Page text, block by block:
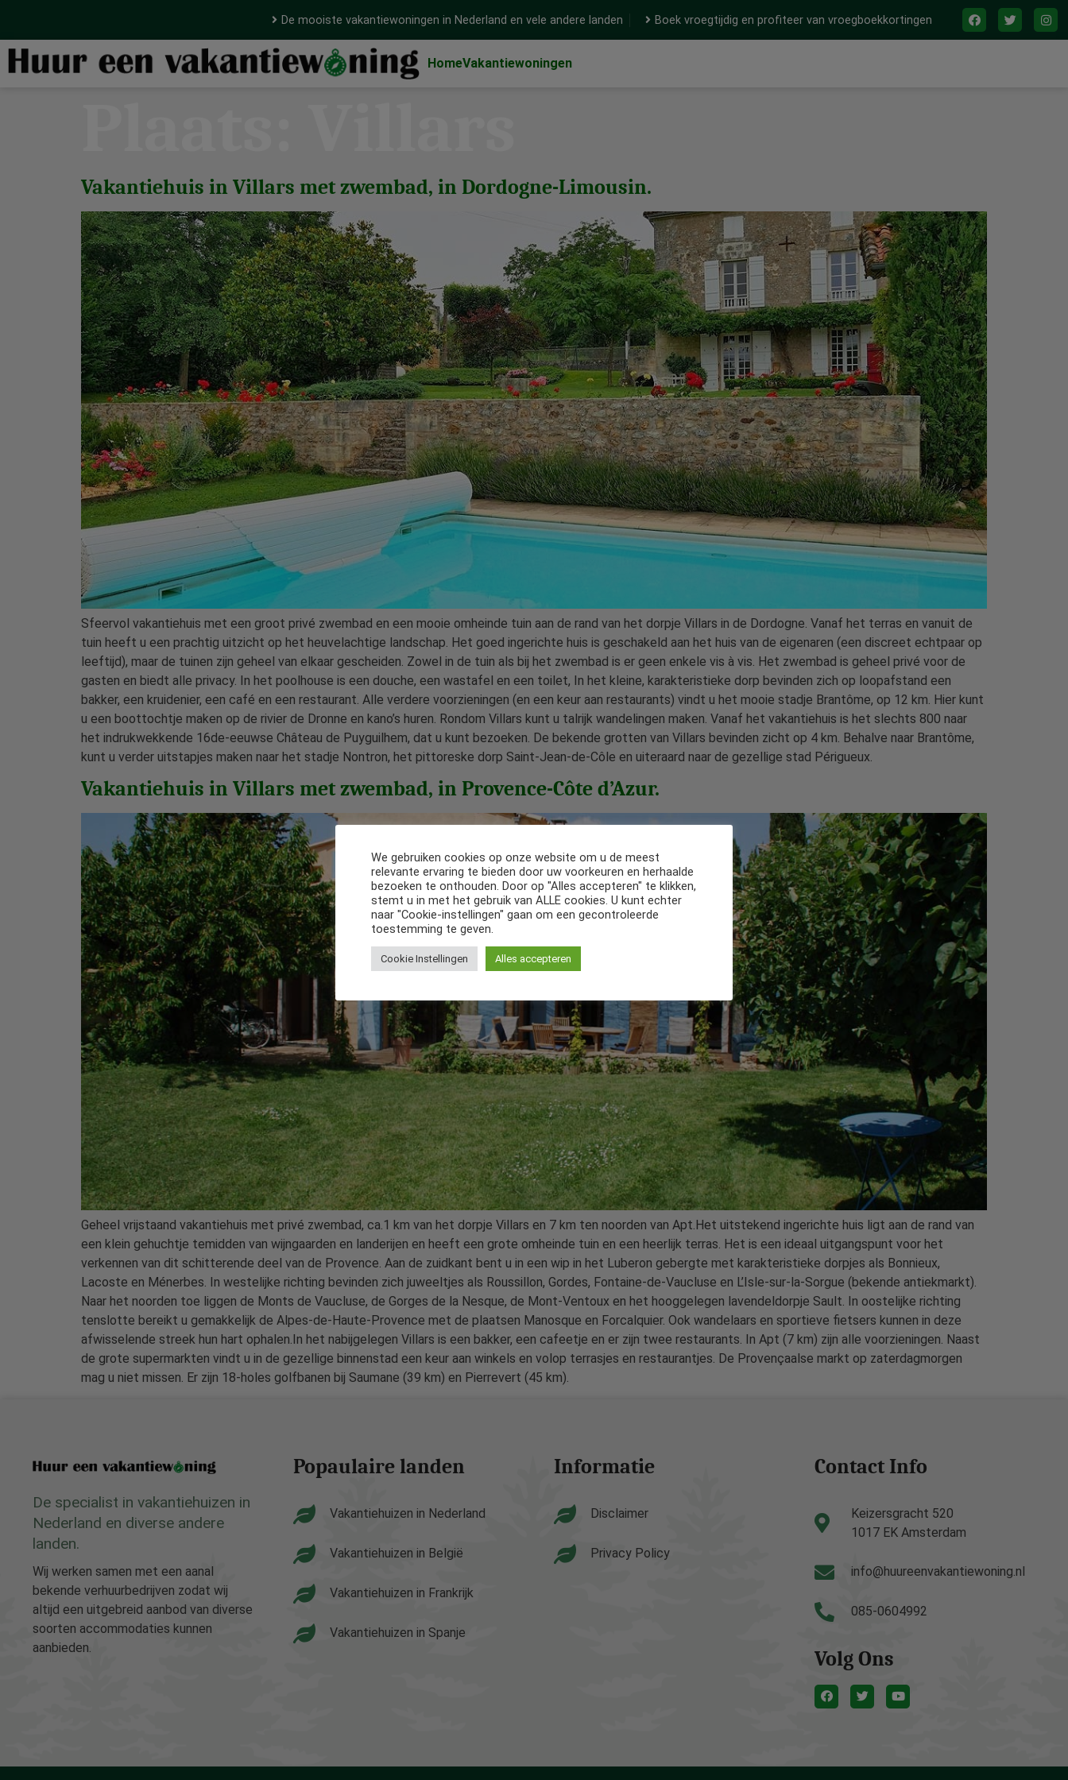
De mooiste vakantiewoningen in Nederland en vele andere landen Boek vroegtijdig en profiteer van vroegboekkortingen
HomeVakantiewoningen
Vakantiehuis in Villars met zwembad, in Dordogne-Limousin.
Sfeervol vakantiehuis met een groot privé zwembad en een mooie omheinde tuin aan de rand van het dorpje Villars in de Dordogne. Vanaf het terras en vanuit de
tuin heeft u een prachtig uitzicht op het heuvelachtige landschap. Het goed ingerichte huis is geschakeld aan het huis van de eigenaren (een discreet echtpaar op
leeftijd), maar de tuinen zijn geheel van elkaar gescheiden. Zowel in de tuin als bij het zwembad is er geen enkele vis à vis. Het zwembad is geheel privé voor de
gasten en biedt alle privacy. In het poolhouse is een douche, een wastafel en een toilet, In het kleine, karakteristieke dorp bevinden zich op loopafstand een
bakker, een kruidenier, een café en een restaurant. Alle verdere voorzieningen (en een keur aan restaurants) vindt u het mooie stadje Brantôme, op 12 km. Hier kunt
u een boottochtje maken op de rivier de Dronne en kano’s huren. Rondom Villars kunt u talrijk wandelingen maken. Vanaf het vakantiehuis is het slechts 800 naar
het indrukwekkende 16de-eeuwse Château de Puyguilhem, dat u kunt bezoeken. De bekende grotten van Villars bevinden zicht op 4 km. Behalve naar Brantôme,
kunt u verder uitstapjes maken naar het stadje Nontron, het pittoreske dorp Saint-Jean-de-Côle en uiteraard naar de gezellige stad Périgueux.
Vakantiehuis in Villars met zwembad, in Provence-Côte d’Azur.
Geheel vrijstaand vakantiehuis met privé zwembad, ca.1 km van het dorpje Villars en 7 km ten noorden van Apt.Het uitstekend ingerichte huis ligt aan de rand van
een klein gehuchtje temidden van wijngaarden en landerijen en heeft een grote omheinde tuin en een heerlijk terras. Het is een ideaal uitgangspunt voor het
verkennen van dit schitterende deel van de Provence. Aan de zuidkant bent u in een wip in het Luberon gebergte met karakteristieke dorpjes als Bonnieux,
Lacoste en Ménerbes. In westelijke richting bevinden zich juweeltjes als Roussillon, Gordes, Fontaine-de-Vaucluse en L’Isle-sur-la-Sorgue (bekende antiekmarkt).
Naar het noorden toe liggen de Monts de Vaucluse, de Gorges de la Nesque, de Mont-Ventoux en het hooggelegen lavendeldorpje Sault. In oostelijke richting
tenslotte bereikt u gemakkelijk de Alpes-de-Haute-Provence met de plaatsen Manosque en Forcalquier. Ook wandelaars en sportieve fietsers kunnen in deze
afwisselende streek hun hart ophalen.In het nabijgelegen Villars is een bakker, een cafeetje en er zijn twee restaurants. In Apt (7 km) zijn alle voorzieningen. Naast
de grote supermarkten vindt u in de gezellige binnenstad een keur aan winkels en volop terrasjes en restaurantjes. De Provençaalse markt op zaterdagmorgen
mag u niet missen. Er zijn 18-holes golfbanen bij Saumane (39 km) en Pierrevert (45 km).
De specialist in vakantiehuizen in
Nederland en diverse andere
landen.
Wij werken samen met een aanal
bekende verhuurbedrijven zodat wij
altijd een uitgebreid aanbod van diverse
soorten accommodaties kunnen
aanbieden.
Popaulaire landen
Vakantiehuizen in Nederland
Vakantiehuizen in België
Vakantiehuizen in Frankrijk
Vakantiehuizen in Spanje
Informatie
Disclaimer
Privacy Policy
Contact Info
Keizersgracht 520
1017 EK Amsterdam
info@huureenvakantiewoning.nl
085-0604992
Volg Ons
We gebruiken cookies op onze website om u de meest
relevante ervaring te bieden door uw voorkeuren en herhaalde
bezoeken te onthouden. Door op "Alles accepteren" te klikken,
stemt u in met het gebruik van ALLE cookies. U kunt echter
naar "Cookie-instellingen" gaan om een gecontroleerde
toestemming te geven.
Cookie Instellingen Alles accepteren